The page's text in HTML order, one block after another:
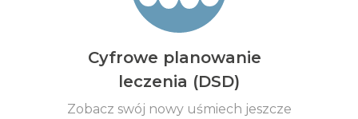
Cyfrowe planowanie
leczenia (DSD)
Zobacz swój nowy uśmiech jeszcze